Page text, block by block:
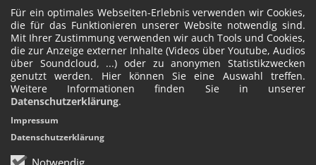
Für ein optimales Webseiten-Erlebnis verwenden wir Cookies,
die für das Funktionieren unserer Website notwendig sind.
Mit Ihrer Zustimmung verwenden wir auch Tools und Cookies,
die zur Anzeige externer Inhalte (Videos über Youtube, Audios
über Soundcloud, ...) oder zu anonymen Statistikzwecken
genutzt werden. Hier können Sie eine Auswahl treffen.
Weitere Informationen finden Sie in unserer
Datenschutzerklärung.
Impressum
Datenschutzerklärung